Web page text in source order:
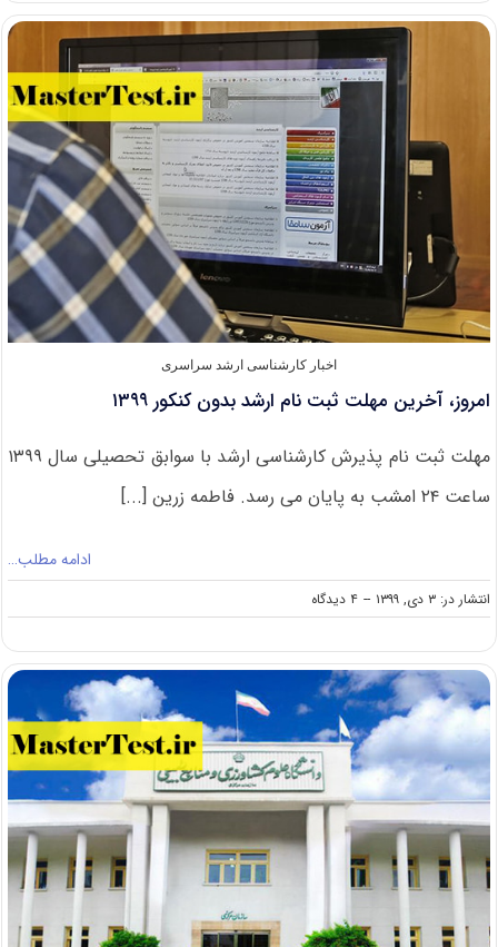
پذیرش
ارشد
بدون
آزمون
۱۴۰۰
دانشگاه
نوشیروانی
بابل
اخبار کارشناسی ارشد سراسری
امروز، آخرین مهلت ثبت نام ارشد بدون کنکور ۱۳۹۹
مهلت ثبت نام پذیرش کارشناسی ارشد با سوابق تحصیلی سال ۱۳۹۹
ساعت ۲۴ امشب به پایان می رسد. فاطمه زرین [...]
ادامه مطلب…
انتشار در: ۳ دی, ۱۳۹۹ -- ۴ دیدگاه
on
امروز،
مهلت
نام
بدون
کنکور
۱۳۹۹